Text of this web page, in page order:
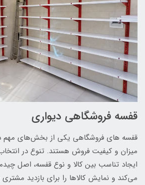
قفسه فروشگاهی دیواری
قفسه های فروشگاهی یکی از بخش‌های مهم در
میزان و کیفیت فروش هستند. تنوع در
ایجاد تناسب بین کالا و نوع قفسه، اصل
می‌کند و نمایش کالا‌ها را برای بازدید مشتری